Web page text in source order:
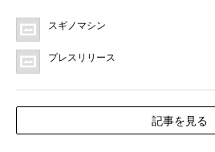
スギノマシン
プレスリリース
記事を見る